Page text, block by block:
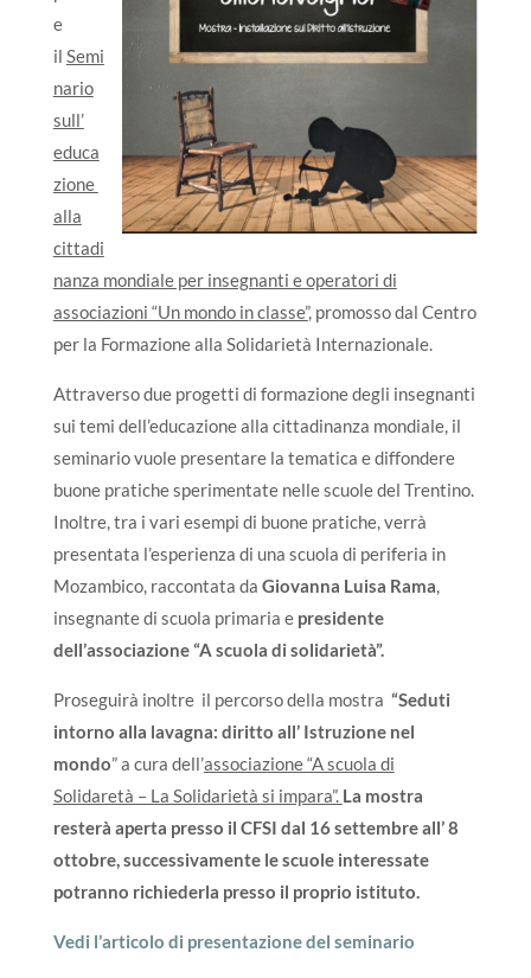
e
il Semi
nario
sull’
educa
zione
alla
cittadi
nanza mondiale per insegnanti e operatori di
associazioni “Un mondo in classe”, promosso dal Centro
per la Formazione alla Solidarietà Internazionale.
Attraverso due progetti di formazione degli insegnanti
sui temi dell’educazione alla cittadinanza mondiale, il
seminario vuole presentare la tematica e diffondere
buone pratiche sperimentate nelle scuole del Trentino.
Inoltre, tra i vari esempi di buone pratiche, verrà
presentata l’esperienza di una scuola di periferia in
Mozambico, raccontata da Giovanna Luisa Rama,
insegnante di scuola primaria e presidente
dell’associazione “A scuola di solidarietà”.
Proseguirà inoltre il percorso della mostra “Seduti
intorno alla lavagna: diritto all’ Istruzione nel
mondo” a cura dell’associazione “A scuola di
Solidaretà – La Solidarietà si impara”. La mostra
resterà aperta presso il CFSI dal 16 settembre all’ 8
ottobre, successivamente le scuole interessate
potranno richiederla presso il proprio istituto.
Vedi l’articolo di presentazione del seminario